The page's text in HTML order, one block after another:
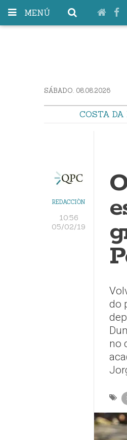
MENÚ
SÁBADO. 08.08.2026
COSTA DA
REDACCIÓN
10:56
05/02/19
do
no